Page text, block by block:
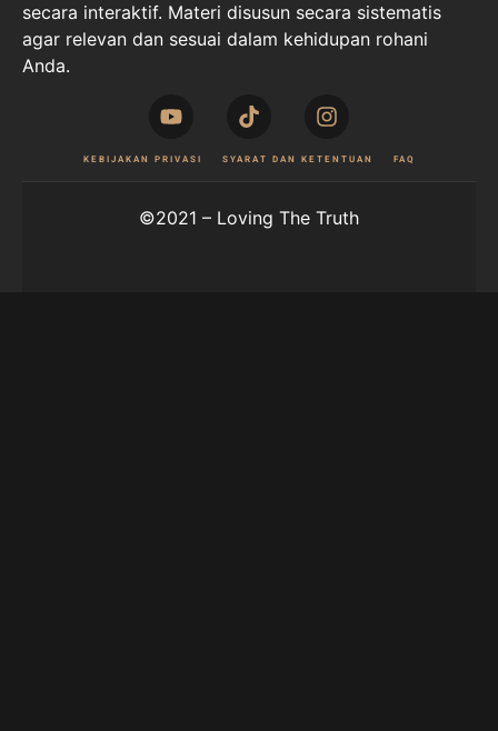
secara interaktif. Materi disusun secara sistematis
agar relevan dan sesuai dalam kehidupan rohani
Anda.
KEBIJAKAN PRIVASI SYARAT DAN KETENTUAN FAQ
©2021 – Loving The Truth